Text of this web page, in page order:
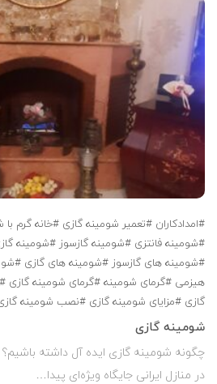
#امدادکاران #تعمیر شومینه گازی #خانه گرم
#شومینه فانتزی #شومینه گازسوز #شومینه
#شومینه های گازسوز #شومینه های گازی
هیزمی #گرمای شومینه #گرمای شومینه گازی
گازی #مزایای شومینه گازی #نصب شومینه
شومینه گازی
چگونه شومینه گازی ایده آل داشته
در منازل ایرانی جایگاه ویژه‌ای پیدا…